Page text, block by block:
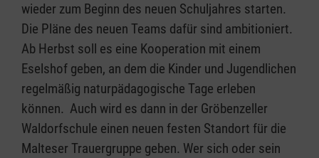
wieder zum Beginn des neuen Schuljahres starten.
Die Pläne des neuen Teams dafür sind ambitioniert.
Ab Herbst soll es eine Kooperation mit einem
Eselshof geben, an dem die Kinder und Jugendlichen
regelmäßig naturpädagogische Tage erleben
können. Auch wird es dann in der Gröbenzeller
Waldorfschule einen neuen festen Standort für die
Malteser Trauergruppe geben. Wer sich oder sein